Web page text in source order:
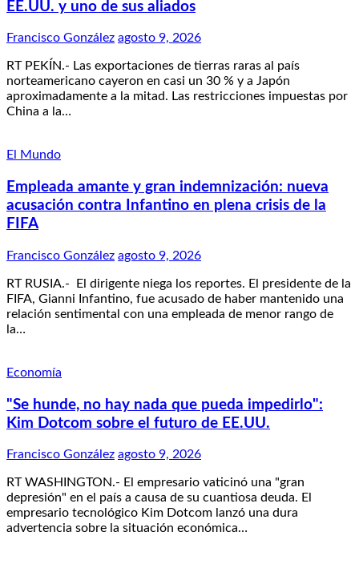
EE.UU. y uno de sus aliados
Francisco González agosto 9, 2026
RT PEKÍN.- Las exportaciones de tierras raras al país
norteamericano cayeron en casi un 30 % y a Japón
aproximadamente a la mitad. Las restricciones impuestas por
China a la…
El Mundo
Empleada amante y gran indemnización: nueva
acusación contra Infantino en plena crisis de la
FIFA
Francisco González agosto 9, 2026
RT RUSIA.- El dirigente niega los reportes. El presidente de la
FIFA, Gianni Infantino, fue acusado de haber mantenido una
relación sentimental con una empleada de menor rango de
la…
Economía
"Se hunde, no hay nada que pueda impedirlo":
Kim Dotcom sobre el futuro de EE.UU.
Francisco González agosto 9, 2026
RT WASHINGTON.- El empresario vaticinó una "gran
depresión" en el país a causa de su cuantiosa deuda. El
empresario tecnológico Kim Dotcom lanzó una dura
advertencia sobre la situación económica…